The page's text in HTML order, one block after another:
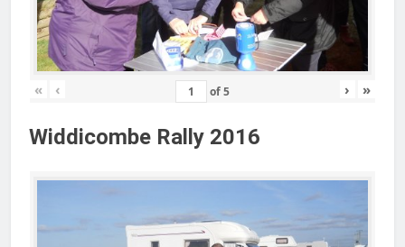
« ‹ of5 › »
Widdicombe Rally 2016